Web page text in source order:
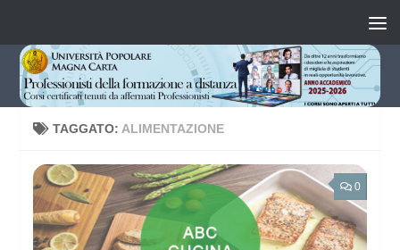
TAGGATO:ALIMENTAZIONE
0